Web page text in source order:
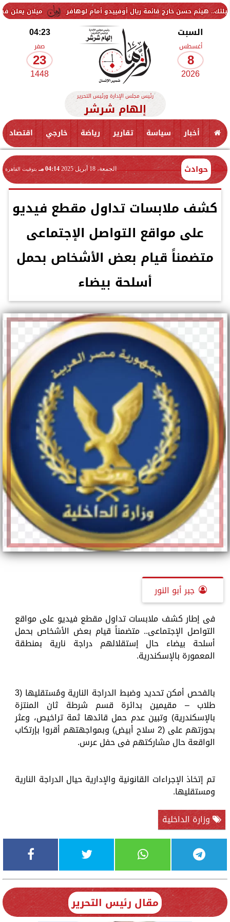
ميلان يعلن فسخ عقد خارج قائمة ريال أوفييدو أمام لوهافر
السبت
أغسطس
8
2026
04:23
صفر
23
1448
رئيس مجلس الإدارة ورئيس التحرير
إلهام شرشر
أخبار سياسة تقارير رياضة خارجي اقتصاد
حوادث الجمعة، 18 أبريل 2025 04:14 مـ بتوقيت القاهرة
كشف ملابسات تداول مقطع فيديو
على مواقع التواصل الإجتماعى
متضمناً قيام بعض الأشخاص بحمل
أسلحة بيضاء
جبر أبو النور
فى إطار كشف ملابسات تداول مقطع فيديو على مواقع
التواصل الإجتماعى.. متضمناً قيام بعض الأشخاص بحمل
أسلحة بيضاء حال إستقلالهم دراجة نارية بمنطقة
المعمورة بالإسكندرية.
بالفحص أمكن تحديد وضبط الدراجة النارية ومُستقليها (3
طلاب – مقيمين بدائرة قسم شرطة ثان المنتزة
بالإسكندرية) وتبين عدم حمل قائدها ثمة تراخيص، وعثر
بحوزتهم على (2 سلاح أبيض) وبمواجهتهم أقروا بإرتكاب
الواقعة حال مشاركتهم فى حفل عرس.
تم إتخاذ الإجراءات القانونية والإدارية حيال الدراجة النارية
ومستقليها.
وزارة الداخلية
مقال رئيس التحرير